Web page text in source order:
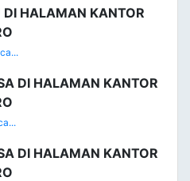
DI HALAMAN KANTOR
DI HALAMAN KANTOR
DI HALAMAN KANTOR